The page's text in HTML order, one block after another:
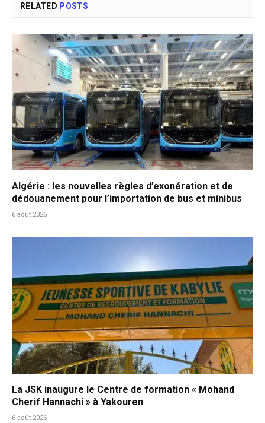
RELATED POSTS
Algérie : les nouvelles règles d’exonération et de
dédouanement pour l’importation de bus et minibus
6 août 2026
La JSK inaugure le Centre de formation « Mohand
Cherif Hannachi » à Yakouren
6 août 2026